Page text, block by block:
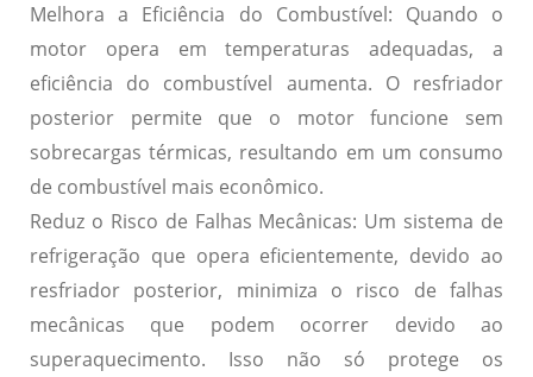
Melhora a Eficiência do Combustível: Quando o
motor opera em temperaturas adequadas, a
eficiência do combustível aumenta. O resfriador
posterior permite que o motor funcione sem
sobrecargas térmicas, resultando em um consumo
de combustível mais econômico.
Reduz o Risco de Falhas Mecânicas: Um sistema de
refrigeração que opera eficientemente, devido ao
resfriador posterior, minimiza o risco de falhas
mecânicas que podem ocorrer devido ao
superaquecimento. Isso não só protege os